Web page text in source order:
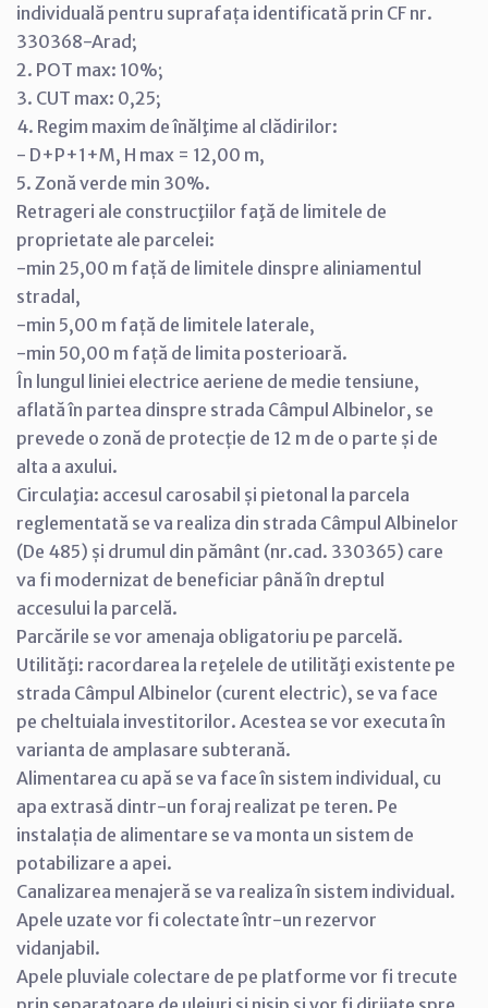
individuală pentru suprafața identificată prin CF nr.
330368-Arad;
2. POT max: 10%;
3. CUT max: 0,25;
4. Regim maxim de înălţime al clădirilor:
- D+P+1+M, H max = 12,00 m,
5. Zonă verde min 30%.
Retrageri ale construcţiilor faţă de limitele de
proprietate ale parcelei:
-min 25,00 m față de limitele dinspre aliniamentul
stradal,
-min 5,00 m față de limitele laterale,
-min 50,00 m față de limita posterioară.
În lungul liniei electrice aeriene de medie tensiune,
aflată în partea dinspre strada Câmpul Albinelor, se
prevede o zonă de protecție de 12 m de o parte și de
alta a axului.
Circulaţia: accesul carosabil și pietonal la parcela
reglementată se va realiza din strada Câmpul Albinelor
(De 485) și drumul din pământ (nr.cad. 330365) care
va fi modernizat de beneficiar până în dreptul
accesului la parcelă.
Parcările se vor amenaja obligatoriu pe parcelă.
Utilităţi: racordarea la reţelele de utilităţi existente pe
strada Câmpul Albinelor (curent electric), se va face
pe cheltuiala investitorilor. Acestea se vor executa în
varianta de amplasare subterană.
Alimentarea cu apă se va face în sistem individual, cu
apa extrasă dintr-un foraj realizat pe teren. Pe
instalația de alimentare se va monta un sistem de
potabilizare a apei.
Canalizarea menajeră se va realiza în sistem individual.
Apele uzate vor fi colectate într-un rezervor
vidanjabil.
Apele pluviale colectare de pe platforme vor fi trecute